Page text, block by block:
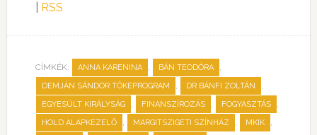
RSS
CÍMKÉK: ANNA KARENINA , BÁN TEODÓRA ,
DEMJÁN SÁNDOR TŐKEPROGRAM , DR BÁNFI ZOLTÁN ,
EGYESÜLT KIRÁLYSÁG , FINANSZÍROZÁS , FOGYASZTÁS ,
HOLD ALAPKEZELŐ , MARGITSZIGETI SZÍNHÁZ , MKIK ,